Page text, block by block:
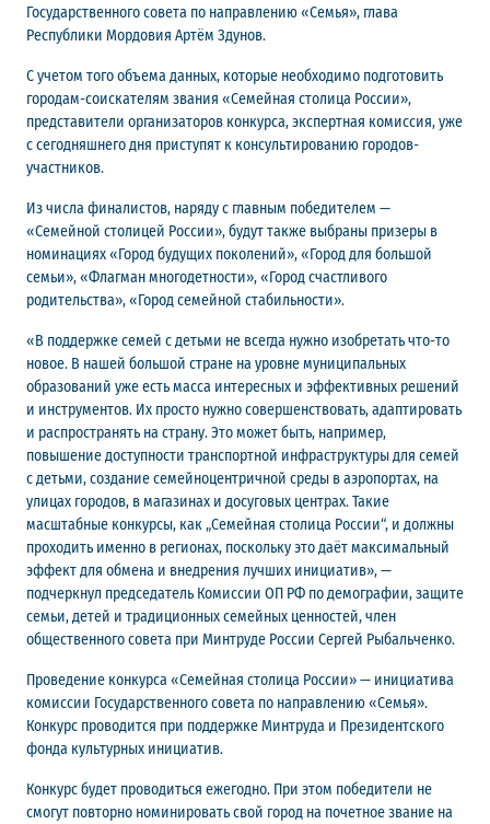
Государственного совета по направлению «Семья», глава
Республики Мордовия Артём Здунов.
С учетом того объема данных, которые необходимо подготовить
городам-соискателям звания «Семейная столица России»,
представители организаторов конкурса, экспертная комиссия, уже
с сегодняшнего дня приступят к консультированию городов-
участников.
Из числа финалистов, наряду с главным победителем —
«Семейной столицей России», будут также выбраны призеры в
номинациях «Город будущих поколений», «Город для большой
семьи», «Флагман многодетности», «Город счастливого
родительства», «Город семейной стабильности».
«В поддержке семей с детьми не всегда нужно изобретать что-то
новое. В нашей большой стране на уровне муниципальных
образований уже есть масса интересных и эффективных решений
и инструментов. Их просто нужно совершенствовать, адаптировать
и распространять на страну. Это может быть, например,
повышение доступности транспортной инфраструктуры для семей
с детьми, создание семейноцентричной среды в аэропортах, на
улицах городов, в магазинах и досуговых центрах. Такие
масштабные конкурсы, как „Семейная столица России“, и должны
проходить именно в регионах, поскольку это даёт максимальный
эффект для обмена и внедрения лучших инициатив», —
подчеркнул председатель Комиссии ОП РФ по демографии, защите
семьи, детей и традиционных семейных ценностей, член
общественного совета при Минтруде России Сергей Рыбальченко.
Проведение конкурса «Семейная столица России» — инициатива
комиссии Государственного совета по направлению «Семья».
Конкурс проводится при поддержке Минтруда и Президентского
фонда культурных инициатив.
Конкурс будет проводиться ежегодно. При этом победители не
смогут повторно номинировать свой город на почетное звание на